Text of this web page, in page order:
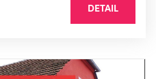
DETAIL